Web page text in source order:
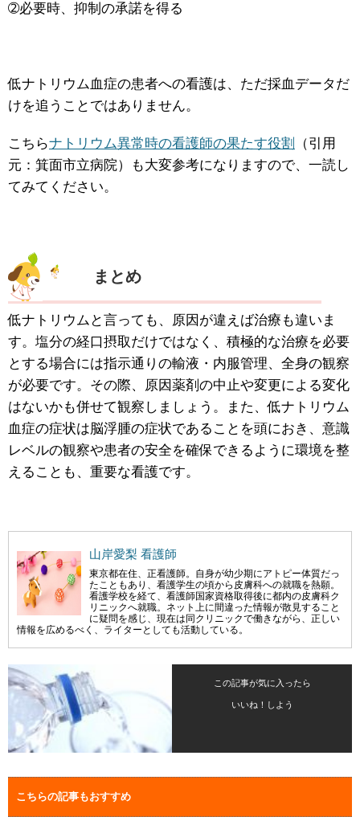
➁必要時、抑制の承諾を得る
低ナトリウム血症の患者への看護は、ただ採血データだ
けを追うことではありません。
こちらナトリウム異常時の看護師の果たす役割
（引用
元：箕面市立病院）も大変参考になりますので、一読し
てみてください。
まとめ
低ナトリウムと言っても、原因が違えば治療も違いま
す。塩分の経口摂取だけではなく、積極的な治療を必要
とする場合には指示通りの輸液・内服管理、全身の観察
が必要です。その際、原因薬剤の中止や変更による変化
はないかも併せて観察しましょう。また、低ナトリウム
血症の症状は脳浮腫の症状であることを頭におき、意識
レベルの観察や患者の安全を確保できるように環境を整
えることも、重要な看護です。
山岸愛梨 看護師
東京都在住、正看護師。自身が幼少期にアトピー体質だっ
たこともあり、看護学生の頃から皮膚科への就職を熱願。
看護学校を経て、看護師国家資格取得後に都内の皮膚科ク
リニックへ就職。ネット上に間違った情報が散見すること
に疑問を感じ、現在は同クリニックで働きながら、正しい
情報を広めるべく、ライターとしても活動している。
この記事が気に入ったら
いいね！しよう
こちらの記事もおすすめ